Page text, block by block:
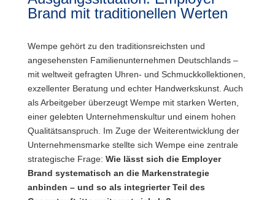
Brand mit traditionellen Werten
Wempe gehört zu den traditionsreichsten und
angesehensten Familienunternehmen Deutschlands –
mit weltweit gefragten Uhren- und Schmuckkollektionen,
exzellenter Beratung und echter Handwerkskunst. Auch
als Arbeitgeber überzeugt Wempe mit starken Werten,
einer gelebten Unternehmenskultur und einem hohen
Qualitätsanspruch. Im Zuge der Weiterentwicklung der
Unternehmensmarke stellte sich Wempe eine zentrale
strategische Frage: Wie lässt sich die Employer
Brand systematisch an die Markenstrategie
anbinden – und so als integrierter Teil des